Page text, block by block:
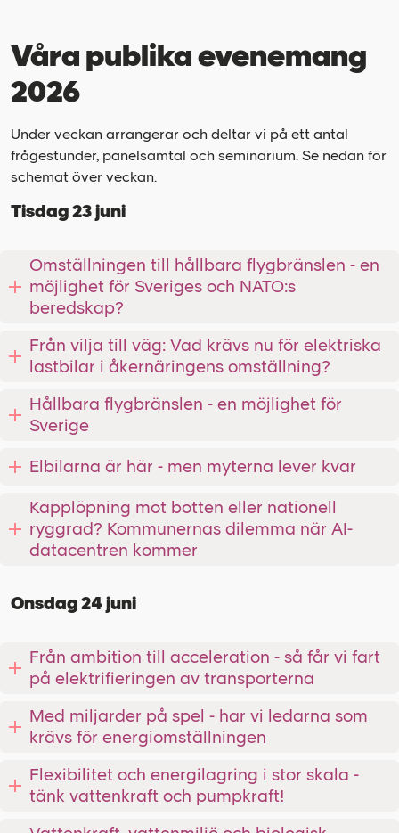
Våra publika evenemang
2026
Under veckan arrangerar och deltar vi på ett antal
frågestunder, panelsamtal och seminarium. Se nedan för
schemat över veckan.
Tisdag 23 juni
Omställningen till hållbara flygbränslen - en
möjlighet för Sveriges och NATO:s
beredskap?
Från vilja till väg: Vad krävs nu för elektriska
lastbilar i åkernäringens omställning?
Hållbara flygbränslen - en möjlighet för
Sverige
Elbilarna är här - men myterna lever kvar
Kapplöpning mot botten eller nationell
ryggrad? Kommunernas dilemma när AI-
datacentren kommer
Onsdag 24 juni
Från ambition till acceleration - så får vi fart
på elektrifieringen av transporterna
Med miljarder på spel - har vi ledarna som
krävs för energiomställningen
Flexibilitet och energilagring i stor skala -
tänk vattenkraft och pumpkraft!